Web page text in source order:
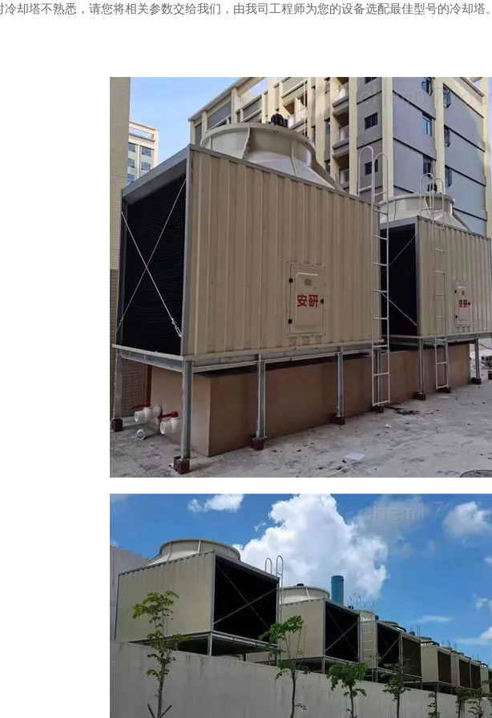
冷却塔不熟悉，请您将相关参数交给我们，由我司工程师为您的设备选配最佳型号的冷却塔。